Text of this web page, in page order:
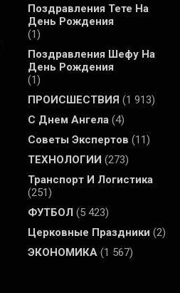
Поздравления Тете На
День Рождения
(1)
Поздравления Шефу На
День Рождения
(1)
ПРОИСШЕСТВИЯ (1 913)
С Днем Ангела (4)
Советы Экспертов (11)
ТЕХНОЛОГИИ (273)
Транспорт И Логистика
(251)
ФУТБОЛ (5 423)
Церковные Праздники (2)
ЭКОНОМИКА (1 567)